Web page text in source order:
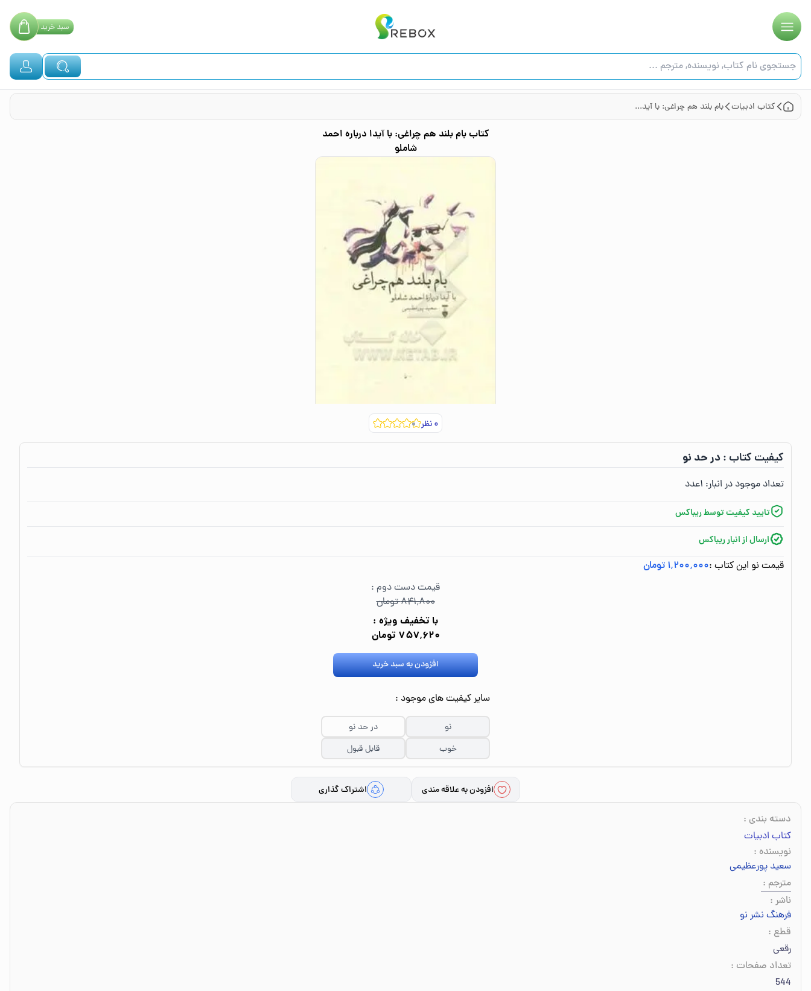
سبدخرید
کتاب ادبیات بام بلند هم چراغی:‌ با آیدا درباره احمد شاملو
کتاببام بلند هم چراغی:‌ با آیدا درباره احمد
شاملو
۰نظر
کیفیت کتاب :‌در حد نو
تعداد موجود در انبار:‌ ۱عدد
تایید کیفیت توسط ریباکس
ارسال از انبار ریباکس
قیمت نو این کتاب :۱٬۲۰۰٬۰۰۰ تومان
قیمت دست دوم :
۸۴۱٬۸۰۰ تومان
با تخفیف ویژه :
۷۵۷٬۶۲۰ تومان
افزودن به سبد خرید
سایر کیفیت های موجود :
نو
در حد نو
خوب
قابل قبول
افزودن به علاقه مندی اشتراک گذاری
دسته بندی :
کتاب ادبیات
نویسنده :
سعید پورعظیمی
مترجم :
ناشر :
فرهنگ نشر نو
قطع :
رقعی
تعداد صفحات :
544